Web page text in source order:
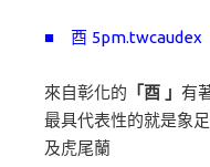
■ 酉 5pm.twcaudex
來自彰化的 「酉 」 有
最具代表性的就是象
及虎尾蘭